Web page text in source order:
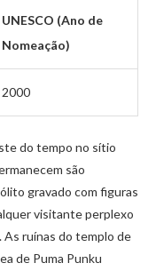
UNESCO (Ano de
Nomeação)
2000
do tempo no sítio
são
gravado com figuras
visitante perplexo
As ruínas do templo de
de Puma Punku